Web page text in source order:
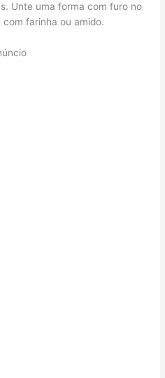
Unte uma forma com furo no
farinha ou amido.